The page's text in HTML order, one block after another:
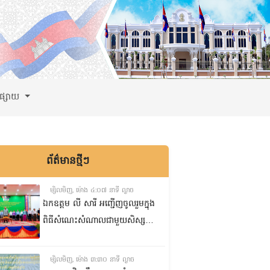
សាយ
ព័ត៌មានថ្មីៗ
ម្សិលមិញ, ម៉ោង ៤:០៧ នាទី ល្ងាច
ឯកឧត្តម លី សារី អញ្ជើញចូលរួមក្នុង
ពិធីសំណេះសំណាលជាមួយសិស្ស
ទុតិយភូមិ២០២៥-២០២៦
ម្សិលមិញ, ម៉ោង ៣:៣០ នាទី ល្ងាច